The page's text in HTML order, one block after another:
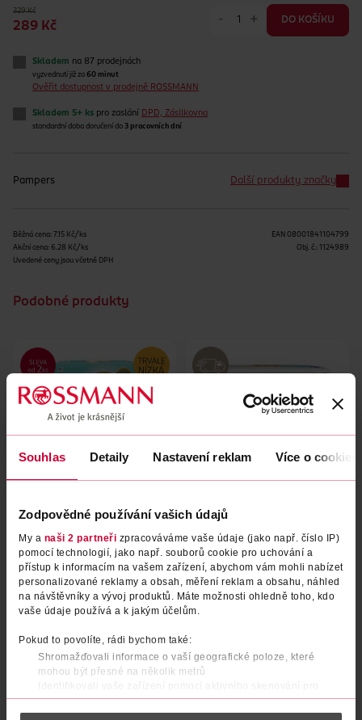
Souhlas Detaily Nastavení reklam Více o cookies
Zodpovědné používání vašich údajů
My a naši 2 partneři zpracováváme vaše údaje (jako např. číslo IP)
pomocí technologií, jako např. souborů cookie pro uchování a
přístup k informacím na vašem zařízení, abychom vám mohli nabízet
personalizované reklamy a obsah, měření reklam a obsahu, náhled
na návštěvníky a vývoj produktů. Máte možnosti ohledně toho, kdo
vaše údaje používá a k jakým účelům.
Pokud to povolíte, rádi bychom také:
Shromažďovali informace o vaší geografické poloze, které
mohou být přesné na několik metrů
Identifikovali vaše zařízení pomocí aktivního skenování pro
konkrétní charakteristiky (otisk prstu)
Zjistěte více o tom, jak zpracováváme vaše osobní údaje, a nastavte
329 Kč
289 Kč
- + DO KOŠÍKU
Skladem na 87 prodejnách
vyzvednutí již za 60 minut
Ověřit dostupnost v prodejně ROSSMANN
Skladem 5+ ks pro zaslání DPD, Zásilkovna
standardní doba doručení do 3 pracovních dní
Pampers Další produkty značky
Běžná cena: 7.15 Kč/ks
Akční cena: 6.28 Kč/ks
Uvedené ceny jsou včetně DPH
EAN 08001841104799
Obj. č.: 1124989
Podobné produkty
Pleny Premium Care, 4–8 kg,
vel. 2, Value Pack 68 ks
Pampers 68 ks
379 Kč
DO KOŠÍKU
Obj. č.: 906807
Pleny Pure & Nature, Midi, 4–
9 kg, vel. 3
Moltex 33 ks